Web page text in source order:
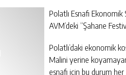
Polatlı Esnafı
AVM’deki “Şahane
Polatlı’daki ekonomik
Malini yerine
esnafı için bu durum